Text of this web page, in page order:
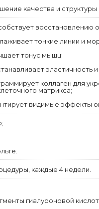
качества и структуры
восстановлению
тонкие линии и
тонус мышц;
эластичность
коллаген для
матрикса;
видимые эффекты
каждые 4 недели.
гиалуроновой